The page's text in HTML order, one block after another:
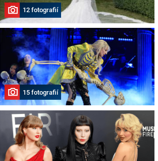
12 fotografií
15 fotografií